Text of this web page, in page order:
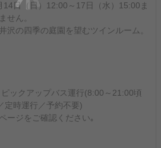
日（日）12:00～17日（水）15:00ま
せん。
の四季の庭園を望むツインルーム。
ックアップバス運行(8:00～21:00頃
定時運行／予約不要)
ージをご確認ください｡